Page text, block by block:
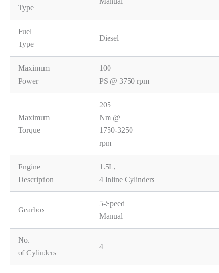
Type
Fuel
Type
Diesel
Maximum
Power
100
PS @ 3750 rpm
Maximum
Torque
205
Nm @
1750-3250
rpm
Engine
Description
1.5L,
4 Inline Cylinders
Gearbox
5-Speed
Manual
No.
of Cylinders
4